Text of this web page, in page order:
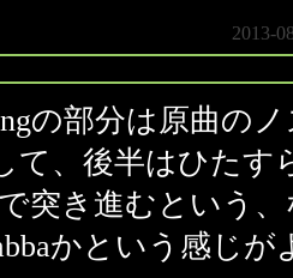
2013-
の部分は原曲の
て、後半はひたす
突き進むという
かという感じ